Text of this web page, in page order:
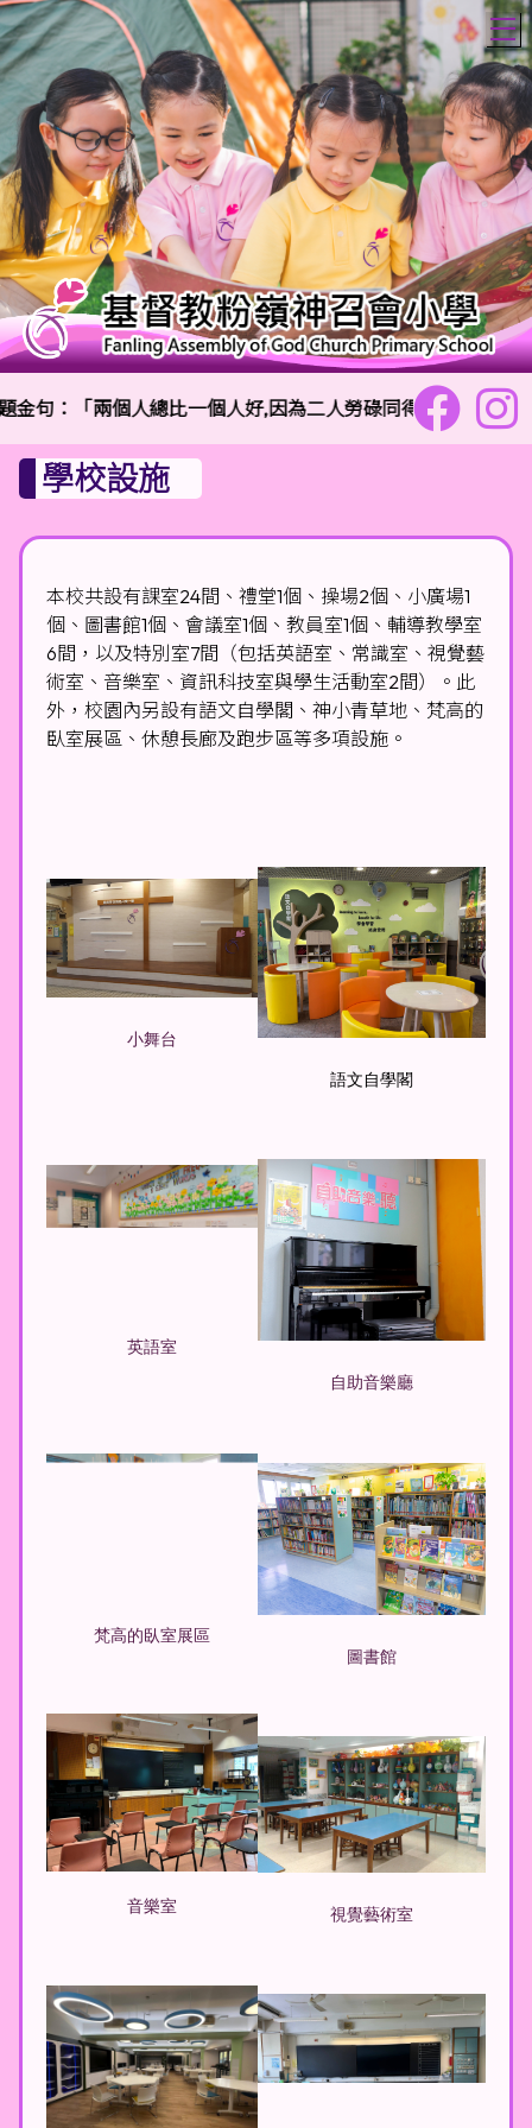
：「兩個人總比一個人好,因為二人勞碌同得美好的果效。」傳
學校設施
本校共設有課室24間、禮堂1個、操場2個、小廣場1
個、圖書館1個、會議室1個、教員室1個、輔導教學室
6間，以及特別室7間（包括英語室、常識室、視覺藝
術室、音樂室、資訊科技室與學生活動室2間）。此
外，校園內另設有語文自學閣、神小青草地、梵高的
臥室展區、休憩長廊及跑步區等多項設施。
小舞台
語文自學閣
英語室
自助音樂廳
梵高的臥室展區
圖書館
音樂室 視覺藝術室